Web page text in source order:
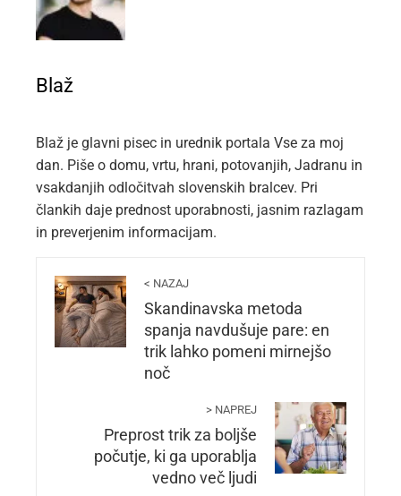
Blaž
Blaž je glavni pisec in urednik portala Vse za moj
dan. Piše o domu, vrtu, hrani, potovanjih, Jadranu in
vsakdanjih odločitvah slovenskih bralcev. Pri
člankih daje prednost uporabnosti, jasnim razlagam
in preverjenim informacijam.
< NAZAJ
Skandinavska metoda
spanja navdušuje pare: en
trik lahko pomeni mirnejšo
noč
> NAPREJ
Preprost trik za boljše
počutje, ki ga uporablja
vedno več ljudi